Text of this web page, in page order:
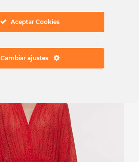
Aceptar Cookies
Cambiar ajustes